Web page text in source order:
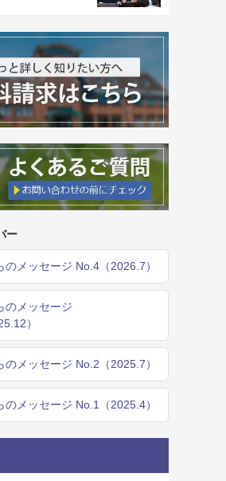
ー
のメッセージ No.4（2026.7）
のメッセージ
）
のメッセージ No.2（2025.7）
のメッセージ No.1（2025.4）